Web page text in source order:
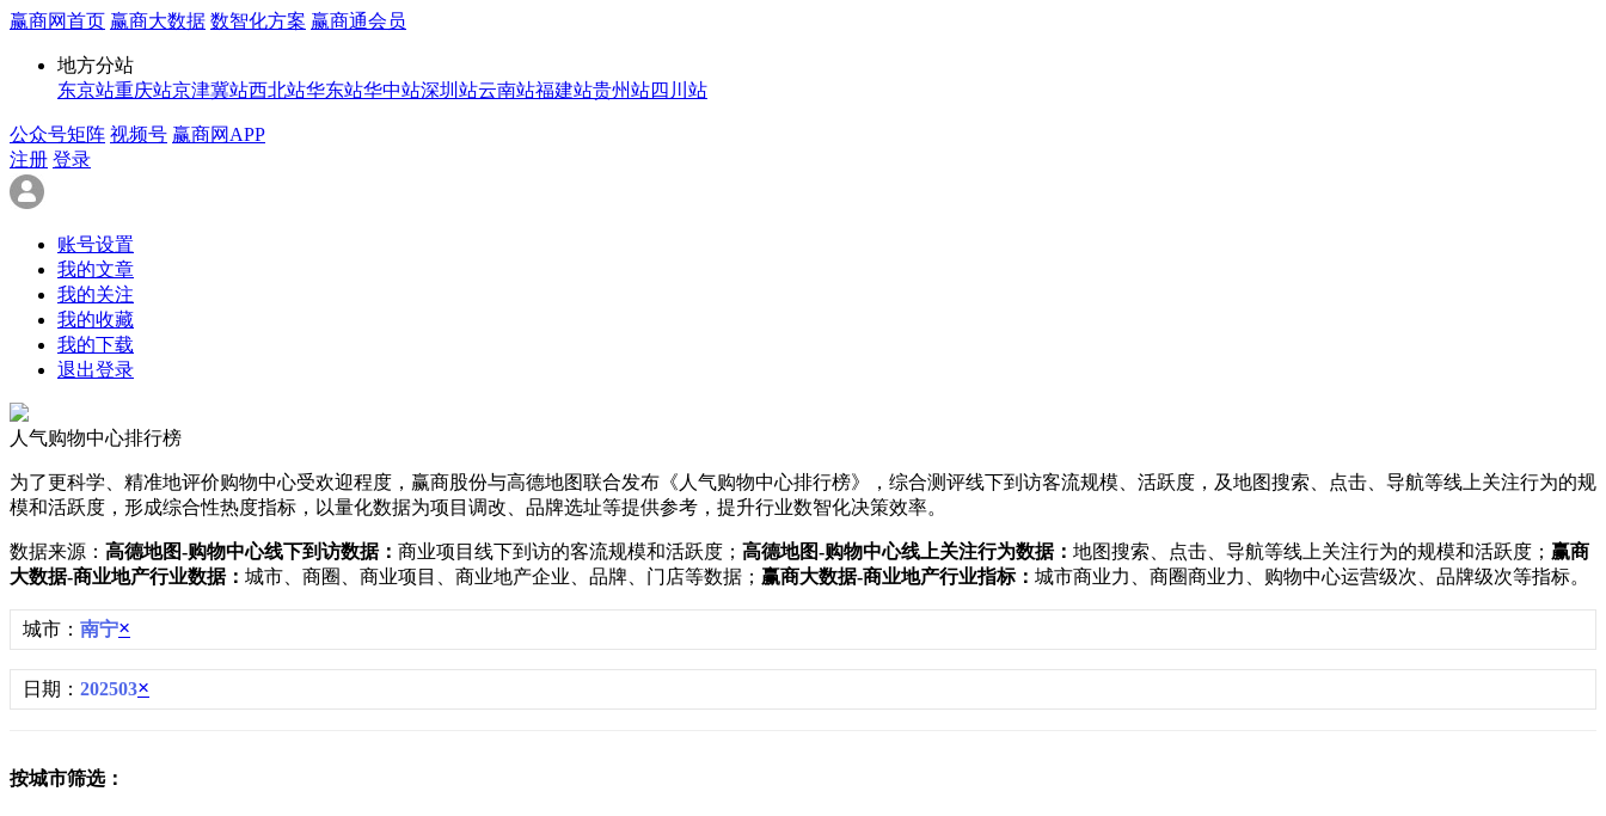
赢商网首页 赢商大数据 数智化方案 赢商通会员
地方分站
东京站重庆站京津冀站西北站华东站华中站深圳站云南站福建站贵州站四川站
公众号矩阵 视频号 赢商网APP
注册 登录
账号设置
我的文章
我的关注
我的收藏
我的下载
退出登录
人气购物中心排行榜
为了更科学、精准地评价购物中心受欢迎程度，赢商股份与高德地图联合发布《人气购物中心排行榜》，综合测评线下到访客流规模、活跃度，及地图搜索、点击、导航等线上关注行为的规
模和活跃度，形成综合性热度指标，以量化数据为项目调改、品牌选址等提供参考，提升行业数智化决策效率。
数据来源： 高德地图-购物中心线下到访数据： 商业项目线下到访的客流规模和活跃度； 高德地图-购物中心线上关注行为数据： 地图搜索、点击、导航等线上关注行为的规模和活跃度； 赢商
大数据-商业地产行业数据： 城市、商圈、商业项目、商业地产企业、品牌、门店等数据； 赢商大数据-商业地产行业指标： 城市商业力、商圈商业力、购物中心运营级次、品牌级次等指标。
城市： 南宁×
日期： 202503×
按城市筛选：